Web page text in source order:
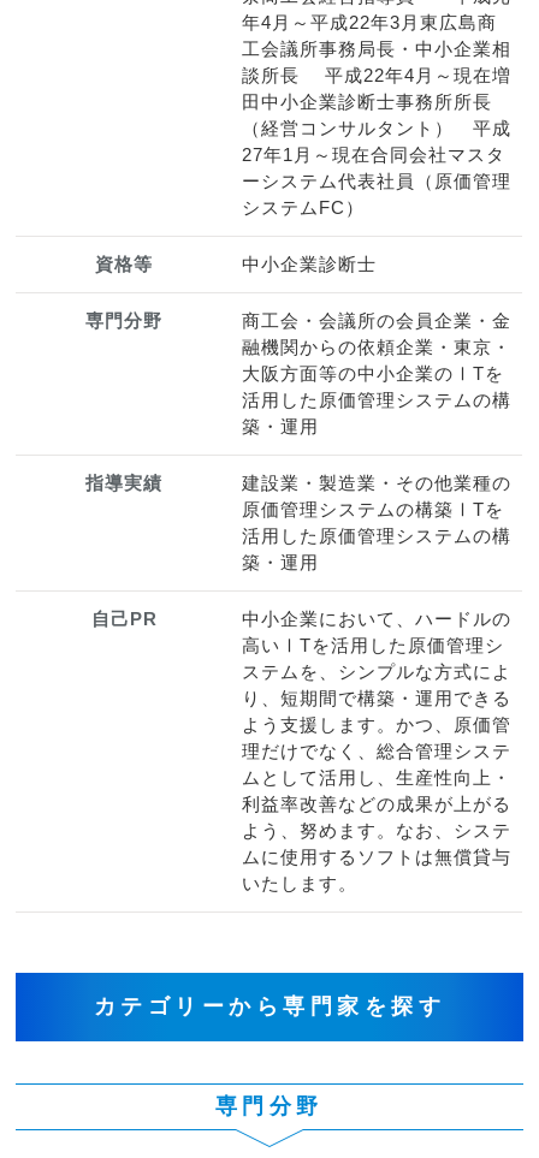
年4月～平成22年3月東広島商
工会議所事務局長・中小企業相
談所長 平成22年4月～現在増
田中小企業診断士事務所所長
（経営コンサルタント） 平成
27年1月～現在合同会社マスタ
ーシステム代表社員（原価管理
システムFC）
資格等 中小企業診断士
専門分野
商工会・会議所の会員企業・金
融機関からの依頼企業・東京・
大阪方面等の中小企業のⅠTを
活用した原価管理システムの構
築・運用
指導実績
建設業・製造業・その他業種の
原価管理システムの構築ⅠTを
活用した原価管理システムの構
築・運用
自己PR
中小企業において、ハードルの
高いⅠTを活用した原価管理シ
ステムを、シンプルな方式によ
り、短期間で構築・運用できる
よう支援します。かつ、原価管
理だけでなく、総合管理システ
ムとして活用し、生産性向上・
利益率改善などの成果が上がる
よう、努めます。なお、システ
ムに使用するソフトは無償貸与
いたします。
カテゴリーから専門家を探す
専門分野